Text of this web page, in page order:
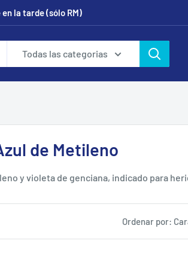
la tarde (sólo RM)
Todas las categorias
de Metileno
y violeta de genciana, indicado para
Ordenar por: